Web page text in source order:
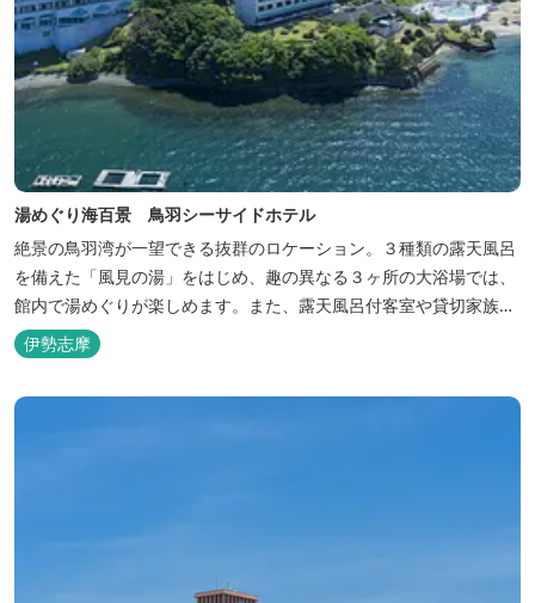
湯めぐり海百景 鳥羽シーサイドホテル
絶景の鳥羽湾が一望できる抜群のロケーション。３種類の露天風呂
を備えた「風見の湯」をはじめ、趣の異なる３ヶ所の大浴場では、
館内で湯めぐりが楽しめます。また、露天風呂付客室や貸切家族風
呂（有料）、足湯に湯上がり処などもございますので、湯浴みの一
日をお過ごしいただけます。 お料理についても、「詩季バイキン
グ」はオープンキッチンで出来立て料理を舌だけではなく目や耳で
伊勢志摩